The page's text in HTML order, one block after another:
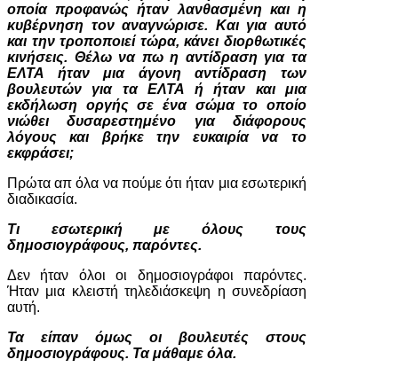
οποία προφανώς ήταν λανθασμένη και η
κυβέρνηση τον αναγνώρισε. Και για αυτό
και την τροποποιεί τώρα, κάνει διορθωτικές
κινήσεις. Θέλω να πω η αντίδραση για τα
ΕΛΤΑ ήταν μια άγονη αντίδραση των
βουλευτών για τα ΕΛΤΑ ή ήταν και μια
εκδήλωση οργής σε ένα σώμα το οποίο
νιώθει δυσαρεστημένο για διάφορους
λόγους και βρήκε την ευκαιρία να το
εκφράσει;
Πρώτα απ όλα να πούμε ότι ήταν μια εσωτερική
διαδικασία.
Τι εσωτερική με όλους τους
δημοσιογράφους, παρόντες.
Δεν ήταν όλοι οι δημοσιογράφοι παρόντες.
Ήταν μια κλειστή τηλεδιάσκεψη η συνεδρίαση
αυτή.
Τα είπαν όμως οι βουλευτές στους
δημοσιογράφους. Τα μάθαμε όλα.